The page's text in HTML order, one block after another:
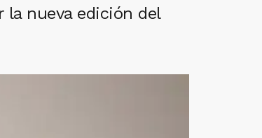
nueva edición del